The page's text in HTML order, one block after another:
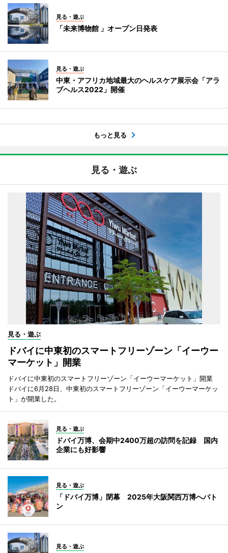
見る・遊ぶ
「未来博物館 」オープン日発表
見る・遊ぶ
中東・アフリカ地域最大のヘルスケア展示会「アラ
ブヘルス2022」開催
もっと見る
見る・遊ぶ
見る・遊ぶ
ドバイに中東初のスマートフリーゾーン「イーウー
マーケット」開業
ドバイに中東初のスマートフリーゾーン「イーウーマーケット」開業
ドバイに6月28日、中東初のスマートフリーゾーン「イーウーマーケッ
ト」が開業した。
見る・遊ぶ
ドバイ万博、会期中2400万超の訪問を記録 国内
企業にも好影響
見る・遊ぶ
「ドバイ万博」閉幕 2025年大阪関西万博へバト
ン
見る・遊ぶ